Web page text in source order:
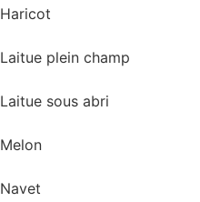
Haricot
Laitue plein champ
Laitue sous abri
Melon
Navet